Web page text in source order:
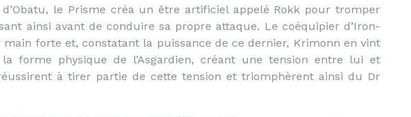
d’Obatu, le Prisme créa un être artificiel appelé Rokk pour tromper
ainsi avant de conduire sa propre attaque. Le coéquipier d’Iron-
forte et, constatant la puissance de ce dernier, Krimonn en vint
forme physique de l’Asgardien, créant une tension entre lui et
à tirer partie de cette tension et triomphèrent ainsi du Dr